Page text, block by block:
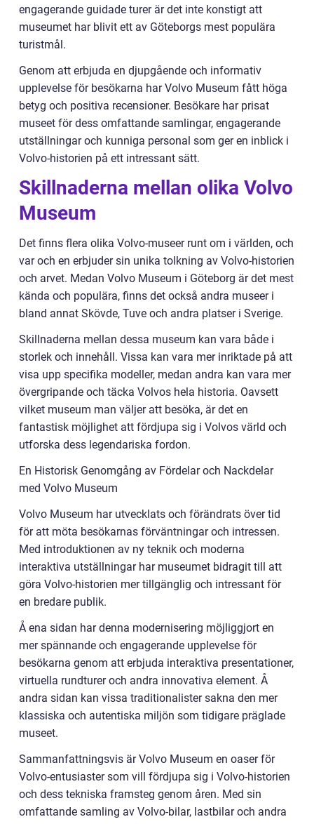
engagerande guidade turer är det inte konstigt att
museumet har blivit ett av Göteborgs mest populära
turistmål.
Genom att erbjuda en djupgående och informativ
upplevelse för besökarna har Volvo Museum fått höga
betyg och positiva recensioner. Besökare har prisat
museet för dess omfattande samlingar, engagerande
utställningar och kunniga personal som ger en inblick i
Volvo-historien på ett intressant sätt.
Skillnaderna mellan olika Volvo
Museum
Det finns flera olika Volvo-museer runt om i världen, och
var och en erbjuder sin unika tolkning av Volvo-historien
och arvet. Medan Volvo Museum i Göteborg är det mest
kända och populära, finns det också andra museer i
bland annat Skövde, Tuve och andra platser i Sverige.
Skillnaderna mellan dessa museum kan vara både i
storlek och innehåll. Vissa kan vara mer inriktade på att
visa upp specifika modeller, medan andra kan vara mer
övergripande och täcka Volvos hela historia. Oavsett
vilket museum man väljer att besöka, är det en
fantastisk möjlighet att fördjupa sig i Volvos värld och
utforska dess legendariska fordon.
En Historisk Genomgång av Fördelar och Nackdelar
med Volvo Museum
Volvo Museum har utvecklats och förändrats över tid
för att möta besökarnas förväntningar och intressen.
Med introduktionen av ny teknik och moderna
interaktiva utställningar har museumet bidragit till att
göra Volvo-historien mer tillgänglig och intressant för
en bredare publik.
Å ena sidan har denna modernisering möjliggjort en
mer spännande och engagerande upplevelse för
besökarna genom att erbjuda interaktiva presentationer,
virtuella rundturer och andra innovativa element. Å
andra sidan kan vissa traditionalister sakna den mer
klassiska och autentiska miljön som tidigare präglade
museet.
Sammanfattningsvis är Volvo Museum en oaser för
Volvo-entusiaster som vill fördjupa sig i Volvo-historien
och dess tekniska framsteg genom åren. Med sin
omfattande samling av Volvo-bilar, lastbilar och andra